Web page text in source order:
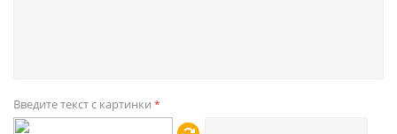
Введите текст с картинки *